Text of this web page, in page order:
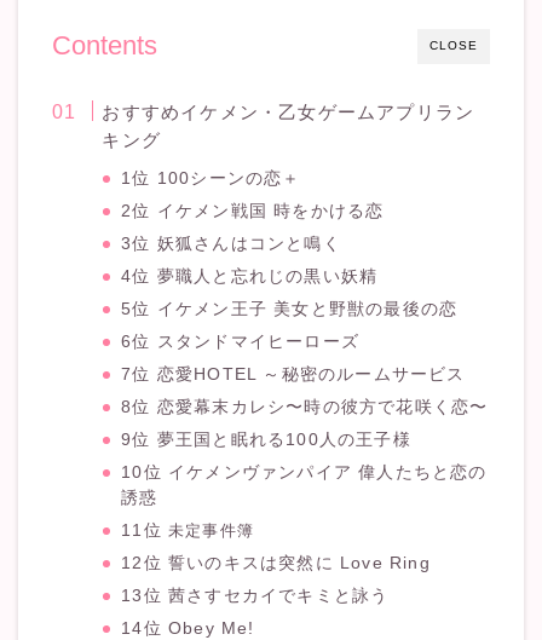
CLOSE
Contents
おすすめイケメン・乙女ゲームアプリラン
キング
1位 100シーンの恋＋
2位 イケメン戦国 時をかける恋
3位 妖狐さんはコンと鳴く
4位 夢職人と忘れじの黒い妖精
5位 イケメン王子 美女と野獣の最後の恋
6位 スタンドマイヒーローズ
7位 恋愛HOTEL ～秘密のルームサービス
8位 恋愛幕末カレシ〜時の彼方で花咲く恋〜
9位 夢王国と眠れる100人の王子様
10位 イケメンヴァンパイア 偉人たちと恋の
誘惑
11位未定事件簿
12位 誓いのキスは突然に Love Ring
13位 茜さすセカイでキミと詠う
14位 Obey Me!